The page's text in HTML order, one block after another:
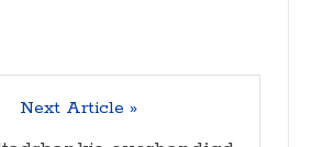
Next Article »